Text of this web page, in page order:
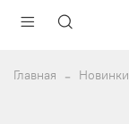
Главная Новинки